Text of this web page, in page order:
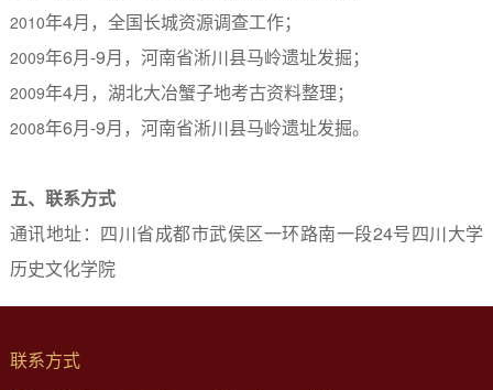
2010年4月，全国长城资源调查工作；
2009年6月-9月，河南省淅川县马岭遗址发掘；
2009年4月，湖北大冶蟹子地考古资料整理；
2008年6月-9月，河南省淅川县马岭遗址发掘。
五、联系方式
通讯地址：四川省成都市武侯区一环路南一段24号四川大学
历史文化学院
联系方式